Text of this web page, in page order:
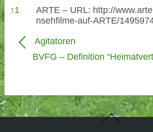
Quellen
↑1 ARTE – URL: http://
nsehfilme-auf-ARTE/
Agitatoren
BVFG – Definition